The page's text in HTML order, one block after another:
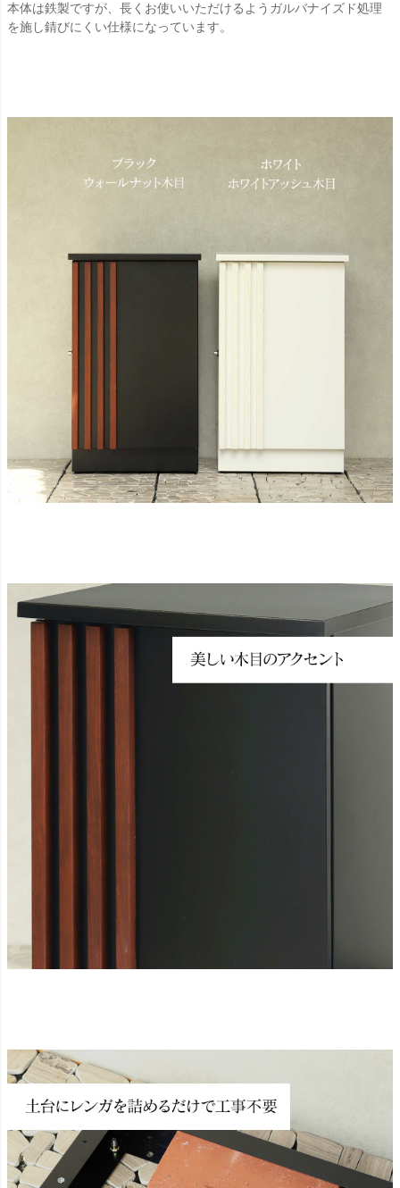
本体は鉄製ですが、長くお使いいただけるようガルバナイズド処理
を施し錆びにくい仕様になっています。